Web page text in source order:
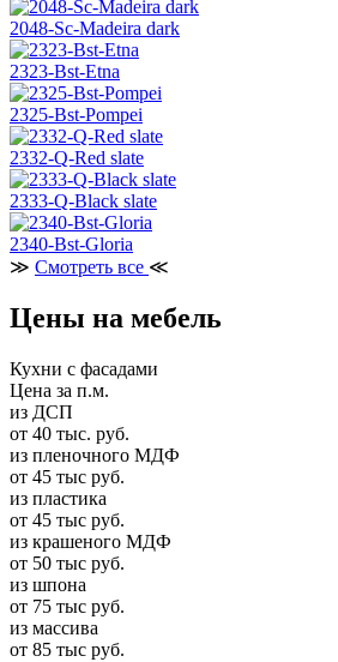
2048-Sc-Madeira dark
2323-Bst-Etna
2325-Bst-Pompei
2332-Q-Red slate
2333-Q-Black slate
2340-Bst-Gloria
≫ Смотреть все ≪
Цены на мебель
Кухни с фасадами
Цена за п.м.
из ДСП
от 40 тыс. руб.
из пленочного МДФ
от 45 тыс руб.
из пластика
от 45 тыс руб.
из крашеного МДФ
от 50 тыс руб.
из шпона
от 75 тыс руб.
из массива
от 85 тыс руб.